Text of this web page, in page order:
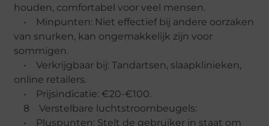
houden, comfortabel voor veel mensen.
• Minpunten: Niet effectief bij andere oorzaken
van snurken, kan ongemakkelijk zijn voor
sommigen.
• Verkrijgbaar bij: Tandartsen, slaapklinieken,
online retailers.
• Prijsindicatie: €20-€100.
8 Verstelbare luchtstroombeugels:
• Pluspunten: Stelt de gebruiker in staat om